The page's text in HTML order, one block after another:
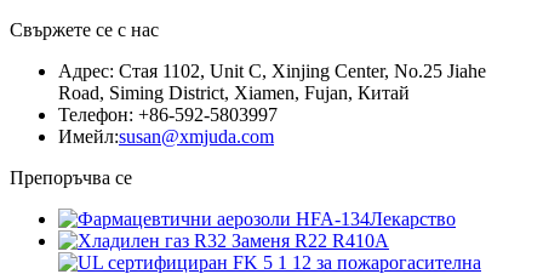
Свържете се с нас
Адрес: Стая 1102, Unit C, Xinjing Center, No.25 Jiahe
Road, Siming District, Xiamen, Fujan, Китай
Телефон: +86-592-5803997
Имейл:susan@xmjuda.com
Препоръчва се